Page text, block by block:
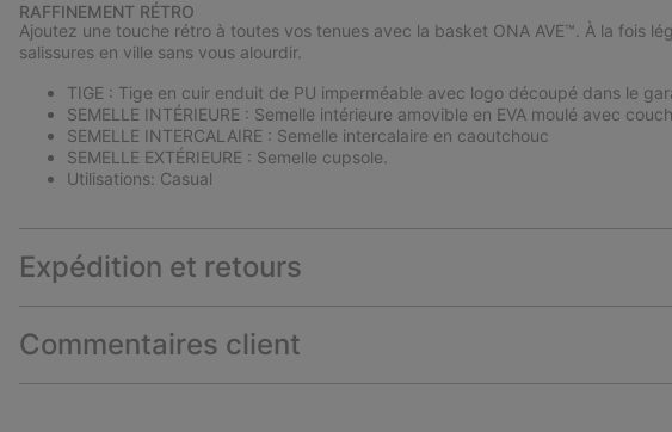
RAFFINEMENT RÉTRO
Ajoutez une touche rétro à toutes vos tenues avec la basket ONA AVE™. À la fois
salissures en ville sans vous alourdir.
TIGE : Tige en cuir enduit de PU imperméable avec logo découpé dans le
SEMELLE INTÉRIEURE : Semelle intérieure amovible en EVA moulé avec
SEMELLE INTERCALAIRE : Semelle intercalaire en caoutchouc
SEMELLE EXTÉRIEURE : Semelle cupsole.
Utilisations: Casual
Expédition et retours
Commentaires client